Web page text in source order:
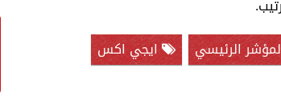
الرئيسي
ايجي اكس